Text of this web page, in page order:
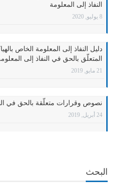
النفاذ إلى المعلومة
8 يوليو, 2020
دليل النفاذ إلى المعلومة الخاص
المتعلّق بالحق في النفاذ إلى
21 مايو, 2019
نصوص وقرارات متعلّقة بالحق في
24 أبريل, 2019
البحث